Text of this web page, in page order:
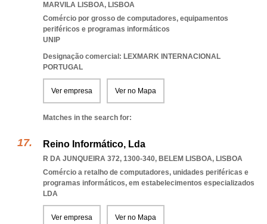
MARVILA LISBOA, LISBOA
Comércio por grosso de computadores, equipamentos
periféricos e programas informáticos
UNIP
Designação comercial: LEXMARK INTERNACIONAL
PORTUGAL
Ver empresa Ver no Mapa
Matches in the search for:
Reino Informático, Lda
R DA JUNQUEIRA 372, 1300-340, BELEM LISBOA, LISBOA
Comércio a retalho de computadores, unidades periféricas e
programas informáticos, em estabelecimentos especializados
LDA
Ver empresa Ver no Mapa